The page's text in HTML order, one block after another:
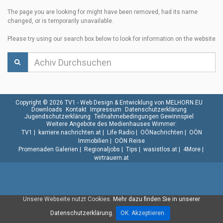
The page you are looking for might have been removed, had its name
changed, or is temporarily unavailable.
Please try using our search box below to look for information on the website
Unsere Webseite nutzt Cookies. Mehr dazu finden Sie in unserer
Datenschutzerklärung.
OK. Akzeptieren.
Copyright © 2026 TV1 - Web Design & Entwicklung von MELHORN.EU
Downloads
Kontakt Impressum
Datenschutzerklärung
Jugendschutzerklärung Teilnahmebedingungen Gewinnspiel
Weitere Angebote des Medienhauses Wimmer:
TV1
karriere.nachrichten.at| Life Radio| OÖNachrichten
OÖN
Immobilien
OÖN Reise
Promenaden Galerien
Regionaljobs Tips wasistlos.at| 4More|
wirtrauern.at